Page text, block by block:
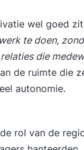
wel goed
te doen,
die
de ruimte die
autonomie.
rol van de